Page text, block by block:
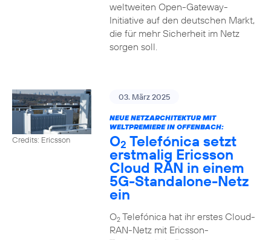
weltweiten Open-Gateway-
Initiative auf den deutschen Markt,
die für mehr Sicherheit im Netz
sorgen soll.
Credits: Ericsson
03. März 2025
NEUE NETZARCHITEKTUR MIT
WELTPREMIERE IN OFFENBACH:
O2 Telefónica setzt
erstmalig Ericsson
Cloud RAN in einem
5G-Standalone-Netz
ein
O2Telefónica hat ihr erstes Cloud-
RAN-Netz mit Ericsson-